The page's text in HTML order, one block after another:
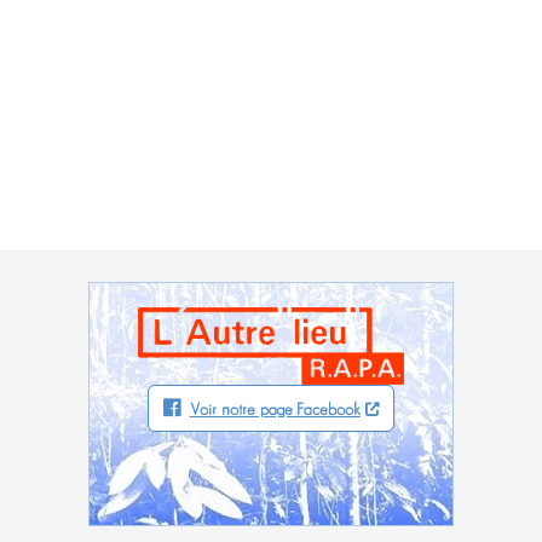
Voir notre page Facebook